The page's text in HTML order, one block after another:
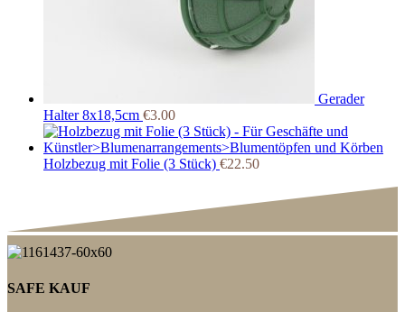
Gerader
Halter 8x18,5cm €3.00
Holzbezug mit Folie (3 Stück) €22.50
SAFE KAUF